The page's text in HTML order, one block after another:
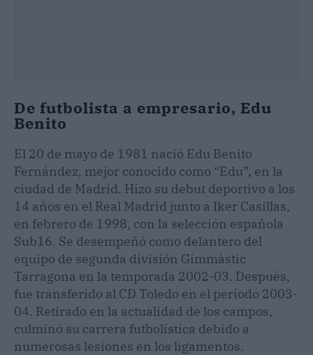
De futbolista a empresario, Edu
Benito
El 20 de mayo de 1981 nació Edu Benito
Fernández, mejor conocido como “Edu”, en la
ciudad de Madrid. Hizo su debut deportivo a los
14 años en el Real Madrid junto a Iker Casillas,
en febrero de 1998, con la selección española
Sub16. Se desempeñó como delantero del
equipo de segunda división Gimmàstic
Tarragona en la temporada 2002-03. Después,
fue transferido al CD Toledo en el período 2003-
04. Retirado en la actualidad de los campos,
culminó su carrera futbolística debido a
numerosas lesiones en los ligamentos.